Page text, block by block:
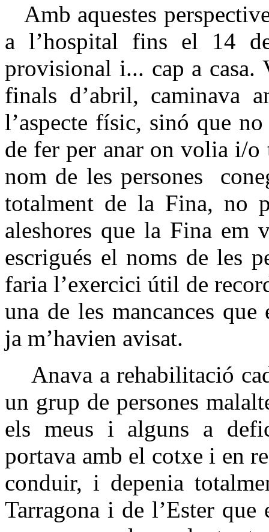
Amb aquestes
a l’hospital fins el 14
provisional i... cap a casa.
finals d’abril, caminava
l’aspecte físic, sinó que
de fer per anar on volia i/o
nom de les persones
totalment de la Fina, no
aleshores que la Fina em
escrigués el noms de les
faria l’exercici útil de
una de les mancances que
ja m’havien avisat.
Anava a rehabilitació
un grup de persones
els meus i alguns a
portava amb el cotxe i en
conduir, i depenia
Tarragona i de l’Ester